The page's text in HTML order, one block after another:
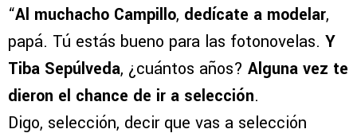
“Al muchacho Campillo, dedícate a modelar,
papá. Tú estás bueno para las fotonovelas. Y
Tiba Sepúlveda, ¿cuántos años? Alguna vez te
dieron el chance de ir a selección.
Digo, selección, decir que vas a selección